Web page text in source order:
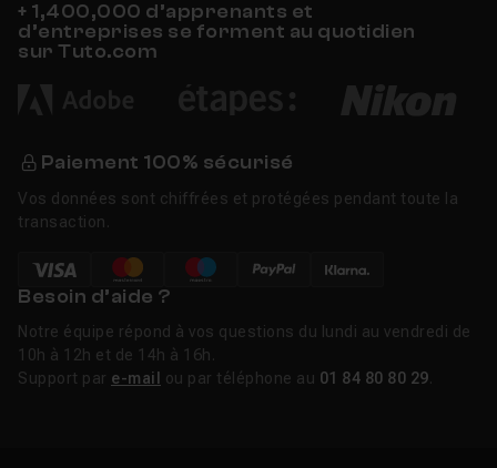
automatiquement la netteté, l'ouverture des yeux et les
problèmes d'exposition pour accélérer la sélection
des tons de peau. La suppression automatique des
poussières par IA, la suppression de personnes et de
reflets, ainsi que l'export vidéo en 4K complètent cette
mise à jour majeure.
La v15.2 (février 2026) marque un tournant avec l'arrivée
possible de retoucher une image par instructions
textuelles directement depuis la chambre noire.
L'intégration de Topaz Generative Upscale permet
+ 1,400,000 d’apprenants et
d’entreprises se forment au quotidien
sur Tuto.com
Paiement 100% sécurisé
Vos données sont chiffrées et protégées pendant toute la
transaction.
Besoin d’aide ?
Notre équipe répond à vos questions du lundi au vendredi de
10h à 12h et de 14h à 16h.
Support par e-mail ou par téléphone au 01 84 80 80 29